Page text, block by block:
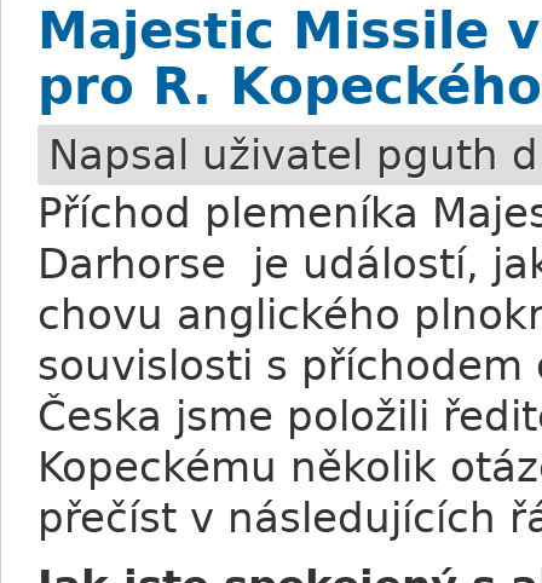
Majestic Missile
pro R.
Napsal uživatel pguth
Příchod plemeníka
Darhorse je událostí,
chovu anglického
souvislosti s
Česka jsme položili
Kopeckému několik
přečíst v následujících